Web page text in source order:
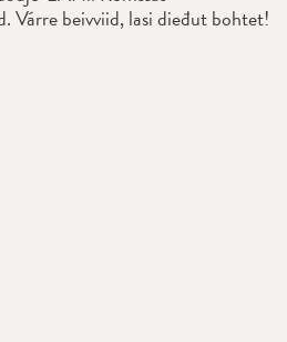
Várre beivviid, lasi dieđut bohtet!